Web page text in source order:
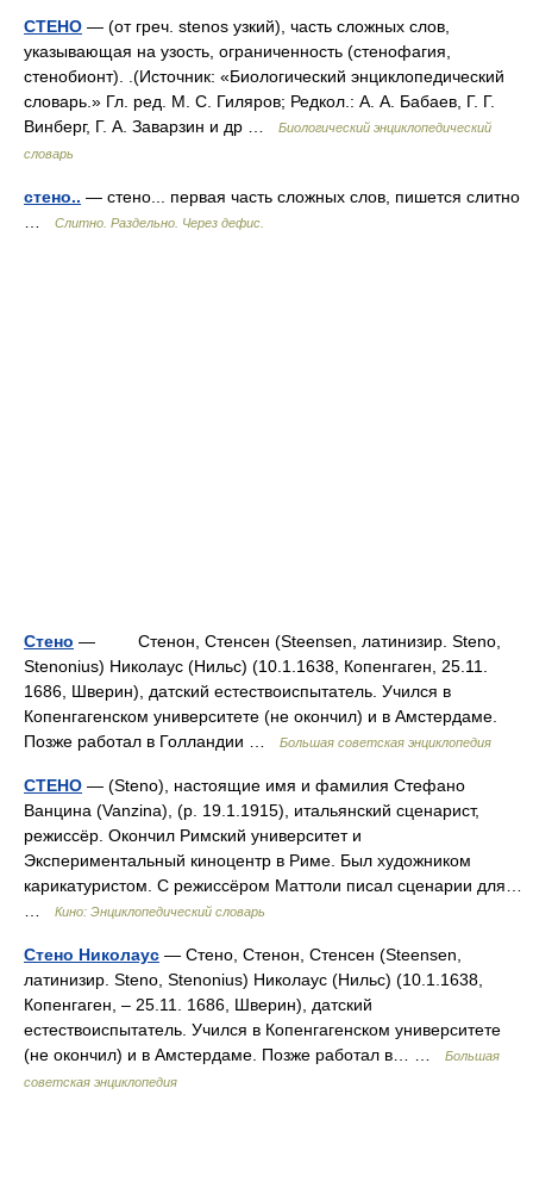
СТЕНО — (от греч. stenos узкий), часть сложных слов,
указывающая на узость, ограниченность (стенофагия,
стенобионт). .(Источник: «Биологический энциклопедический
словарь.» Гл. ред. М. С. Гиляров; Редкол.: А. А. Бабаев, Г. Г.
Винберг, Г. А. Заварзин и др …
Биологический энциклопедический
словарь
стено.. — стено... первая часть сложных слов, пишется слитно
Слитно. Раздельно. Через дефис.
Стено — Стенон, Стенсен (Steensen, латинизир. Steno,
Stenonius) Николаус (Нильс) (10.1.1638, Копенгаген, 25.11.
1686, Шверин), датский естествоиспытатель. Учился в
Копенгагенском университете (не окончил) и в Амстердаме.
Позже работал в Голландии …
Большая советская энциклопедия
СТЕНО — (Steno), настоящие имя и фамилия Стефано
Ванцина (Vanzina), (р. 19.1.1915), итальянский сценарист,
режиссёр. Окончил Римский университет и
Экспериментальный киноцентр в Риме. Был художником
карикатуристом. С режиссёром Маттоли писал сценарии для…
Кино: Энциклопедический словарь
Стено Николаус — Стено, Стенон, Стенсен (Steensen,
латинизир. Steno, Stenonius) Николаус (Нильс) (10.1.1638,
Копенгаген, ‒ 25.11. 1686, Шверин), датский
естествоиспытатель. Учился в Копенгагенском университете
(не окончил) и в Амстердаме. Позже работал в… …
Большая
советская энциклопедия